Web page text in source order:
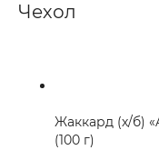
Чехол
Жаккард (х/б)
(100 г)